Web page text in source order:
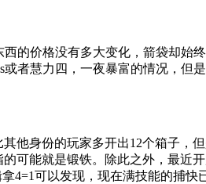
的价格没有多大变化，箭袋却始
者慧力四，一夜暴富的情况，但
他身份的玩家多开出12个箱子，
可能就是锻铁。除此之外，最近
4=1可以发现，现在满技能的捕快